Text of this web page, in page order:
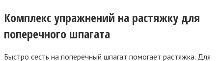
Комплекс упражнений на растяжку для
поперечного шпагата
Быстро сесть на поперечный шпагат помогает растяжка. Для